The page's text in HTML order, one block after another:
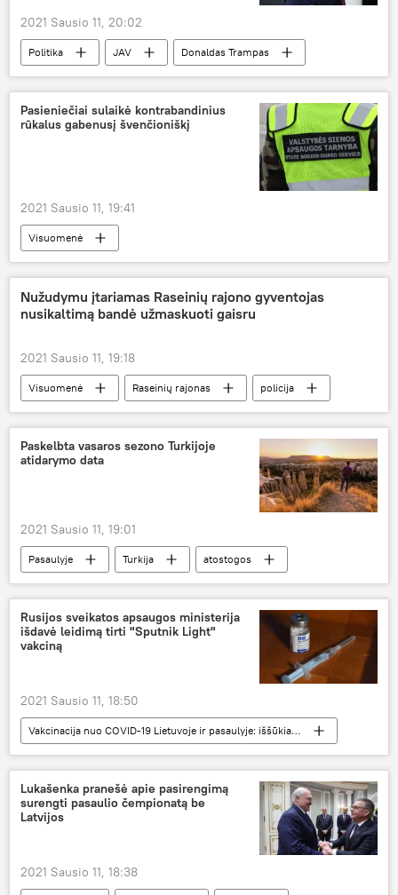
2021 Sausio 11, 20:02
Politika JAV
Donaldas Trampas
apkalta
Pasieniečiai sulaikė kontrabandinius
rūkalus gabenusį švenčioniškį
2021 Sausio 11, 19:41
Visuomenė
Valstybės sienos apsaugos tarnyba (VSAT)
cigarečių kontrabanda
Nužudymu įtariamas Raseinių rajono gyventojas
nusikaltimą bandė užmaskuoti gaisru
2021 Sausio 11, 19:18
Visuomenė Raseinių rajonas
policija
nužudymas
Paskelbta vasaros sezono Turkijoje
atidarymo data
2021 Sausio 11, 19:01
Pasaulyje Turkija
atostogos
turizmas
Rusijos sveikatos apsaugos ministerija
išdavė leidimą tirti "Sputnik Light"
vakciną
2021 Sausio 11, 18:50
Vakcinacija nuo COVID-19 Lietuvoje ir pasaulyje: iššūkiai ir pažanga
Pasaulyje
Sputnik V
vakcina
Rusija
koronavirusas COVID-19
Lukašenka pranešė apie pasirengimą
surengti pasaulio čempionatą be
Latvijos
2021 Sausio 11, 18:38